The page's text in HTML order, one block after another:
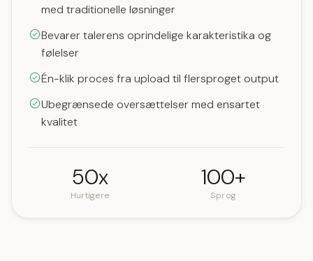
med traditionelle løsninger
Bevarer talerens oprindelige karakteristika og
følelser
Én-klik proces fra upload til flersproget output
Ubegrænsede oversættelser med ensartet
kvalitet
50x
Hurtigere
100+
Sprog